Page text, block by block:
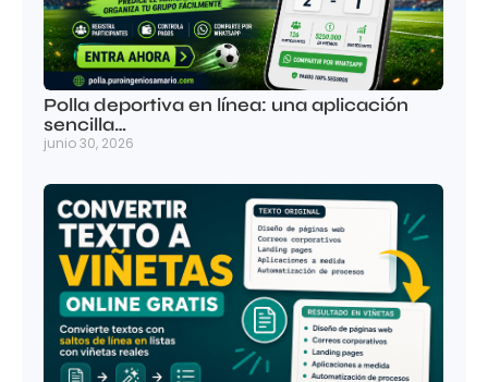
Polla deportiva en línea: una aplicación
sencilla…
junio 30, 2026